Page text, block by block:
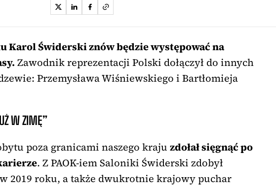
Karol Świderski znów będzie występować na
Zawodnik reprezentacji Polski dołączył do innych
Przemysława Wiśniewskiego i Bartłomieja
W ZIMĘ”
poza granicami naszego kraju zdołał sięgnąć po
. Z PAOK-iem Saloniki Świderski zdobył
2019 roku, a także dwukrotnie krajowy puchar